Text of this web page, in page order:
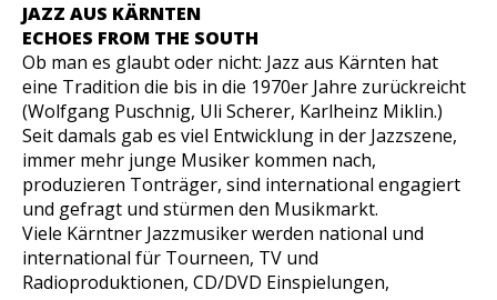
JAZZ AUS KÄRNTEN
ECHOES FROM THE SOUTH
Ob man es glaubt oder nicht: Jazz aus Kärnten hat
eine Tradition die bis in die 1970er Jahre zurückreicht
(Wolfgang Puschnig, Uli Scherer, Karlheinz Miklin.)
Seit damals gab es viel Entwicklung in der Jazzszene,
immer mehr junge Musiker kommen nach,
produzieren Tonträger, sind international engagiert
und gefragt und stürmen den Musikmarkt.
Viele Kärntner Jazzmusiker werden national und
international für Tourneen, TV und
Radioproduktionen, CD/DVD Einspielungen,